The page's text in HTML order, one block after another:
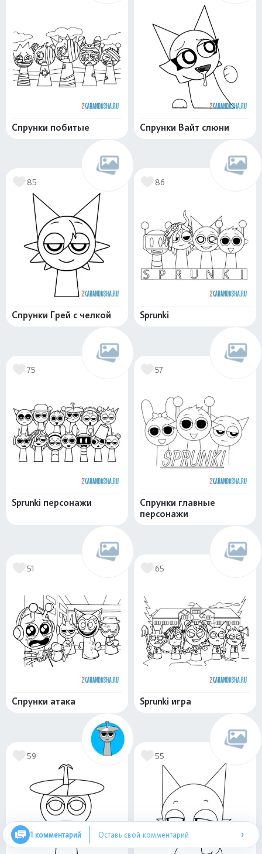
Спрунки побитые Спрунки Вайт слюни
85
Спрунки Грей с челкой
86
Sprunki
75
Sprunki персонажи
57
Спрунки главные
персонажи
51
Спрунки атака
65
Sprunki игра
59 55
1 комментарий Оставь свой комментарий ›